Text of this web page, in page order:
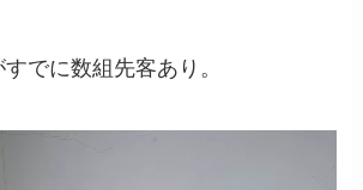
でに数組先客あり。